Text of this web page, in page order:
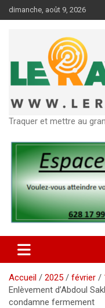
Aller
au
dimanche, août 9, 2026
Traquer et mettre au
Accueil 2025 février
Enlèvement d’Abdoul
condamne fermement